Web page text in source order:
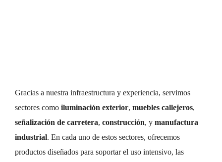
Gracias a nuestra infraestructura y experiencia, servimos
sectores como iluminación exterior, muebles callejeros,
señalización de carretera, construcción, y manufactura
industrial. En cada uno de estos sectores, ofrecemos
productos diseñados para soportar el uso intensivo, las